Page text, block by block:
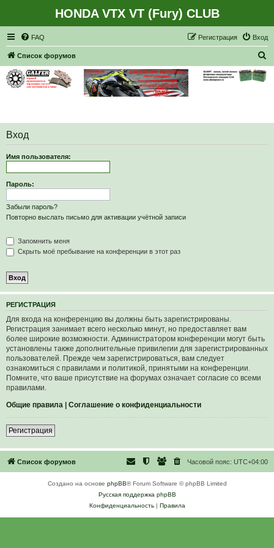
HONDA VTX VT (Fury) CLUB
FAQ Вход
Регистрация
Список форумов
Вход
Имя пользователя:
Пароль:
Забыли пароль?
Повторно выслать письмо для активации учётной записи
Запомнить меня
Скрыть моё пребывание на конференции в этот раз
РЕГИСТРАЦИЯ
Для входа на конференцию вы должны быть зарегистрированы.
Регистрация занимает всего несколько минут, но предоставляет вам
более широкие возможности. Администратором конференции могут быть
установлены также дополнительные привилегии для зарегистрированных
пользователей. Прежде чем зарегистрироваться, вам следует
ознакомиться с правилами и политикой, принятыми на конференции.
Помните, что ваше присутствие на форумах означает согласие со всеми
правилами.
Общие правила | Соглашение о конфиденциальности
Регистрация
Список форумов Часовой пояс: UTC+04:00
Создано на основе phpBB® Forum Software © phpBB Limited
Русская поддержка phpBB
Конфиденциальность| Правила